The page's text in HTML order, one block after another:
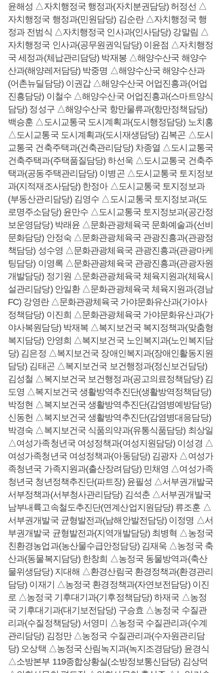
윤해성 △자치행정국 행정과(자치분권담당) 허정선 △
자치행정국 행정과(민원담당) 김순란 △자치행정국 행
정과 전범식 △자치행정국 인사과(인사담당) 강말림 △
자치행정국 인사과(공무원권익담당) 이윤점 △자치행정
국 세정과(체납관리담당) 박재봉 △해양수산국 해양수
산과(해양레저담당) 박중명 △해양수산국 해양수산과
(어촌뉴딜담당) 이권갑 △해양수산국 어업진흥과(어업
진흥담당) 이철수 △해양수산국 어업진흥과(스마트양식
담당) 정성구 △해양수산국 항만물류과(항만정책담당)
백승훈 △도시교통국 도시계획과(도시행정담당) 노치홍
△도시교통국 도시계획과(도시재생담당) 김복곤 △도시
교통국 건축주택과(건축관리담당) 차종열 △도시교통국
건축주택과(주택품질담당) 하선욱 △도시교통국 건축주
택과(공동주택관리담당) 이병곤 △도시교통국 토지정보
과(지적재조사담당) 한정아 △도시교통국 토지정보과
(부동산관리담당) 김영수 △도시교통국 토지정보과(도
로명주소담당) 윤만수 △도시교통국 토지정보과(공간정
보운영담당) 박래윤 △문화관광체육국 문화예술과(선비
문화담당) 안정숙 △문화관광체육국 관광진흥과(관광정
책담당) 성수영 △문화관광체육국 관광진흥과(관광마케
팅담당) 이영록 △문화관광체육국 관광진흥과(관광자원
개발담당) 정기원 △문화관광체육국 체육지원과(체육시
설관리담당) 안일환 △문화관광체육국 체육지원과(경남
FC) 강영란 △문화관광체육국 가야문화유산과(가야사
정책담당) 이진희 △문화관광체육국 가야문화유산과(가
야사복원담당) 박재복 △복지보건국 복지정책과(맞춤형
복지담당) 안영희 △복지보건국 노인복지과(노인복지담
당) 김은정 △복지보건국 장애인복지과(장애인활동지원
담당) 김태곤 △복지보건국 보건행정과(정신보건담당)
김성철 △복지보건국 보건행정과(공고의료정책담당) 김
도영 △복지보건국 생활방역추진단(생활방역정책담당)
박정현 △복지보건국 생활방역추진단(감염병예방담당)
신동헌 △복지보건국 생활방역추진단(감염병대응담당)
박경숙 △복지보건국 식품의약과(유통식품담당) 최상일
△여성가족청년국 여성정책과(여성지원담당) 이성경 △
여성가족청년국 여성정책과(아동담당) 김광자 △여성가
족청년국 가족지원과(출산장려담당) 민채영 △여성가족
청년국 청년정책추진단(파트장) 윤필성 △서부권개발국
서부정책과(서부청사관리담당) 김석춘 △서부권개발국
남부내륙고속철도추진단(연계산업지원담당) 류조훈 △
서부권개발국 균형발전과(남해안발전담당) 이정명 △서
부권개발국 균형발전과(지역개발담당) 최병혁 △농정국
친환경농업과(농산물수급안정담당) 김재욱 △농정국 축
산과(동물복지담당) 한창희 △농정국 동물방역과(축산
물위생담당) 지대해 △환경산림국 환경정책과(환경관리
담당) 이재기 △농정국 환경정책과(자연보전담당) 이진
로 △농정국 기후대기과(기후정책담당) 하재국 △농정
국 기후대기과(대기보전담당) 구승효 △농정국 수질관
리과(수질정책담당) 서영미 △농정국 수질관리과(수계
관리담당) 김정만 △농정국 수질관리과(수자원관리담
당) 오상택 △농정국 산림녹지과(녹지조경담당) 윤경식
△소방본부 119종합상황실(소방정보통신담당) 김상덕